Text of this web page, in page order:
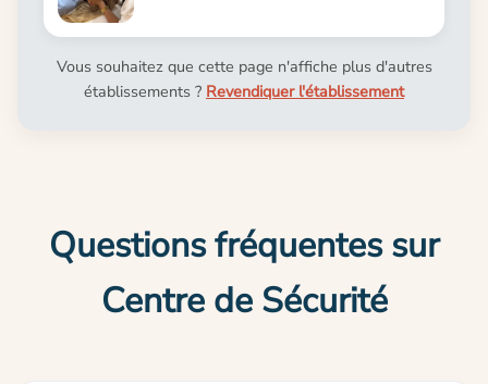
Vous souhaitez que cette page n'affiche plus d'autres
établissements ? Revendiquer l'établissement
Questions fréquentes sur
Centre de Sécurité